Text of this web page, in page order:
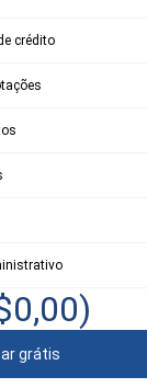
crédito
0,00)
grátis